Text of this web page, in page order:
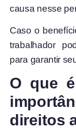
causa nesse
Caso o
trabalhador
para garantir
O que
direitos